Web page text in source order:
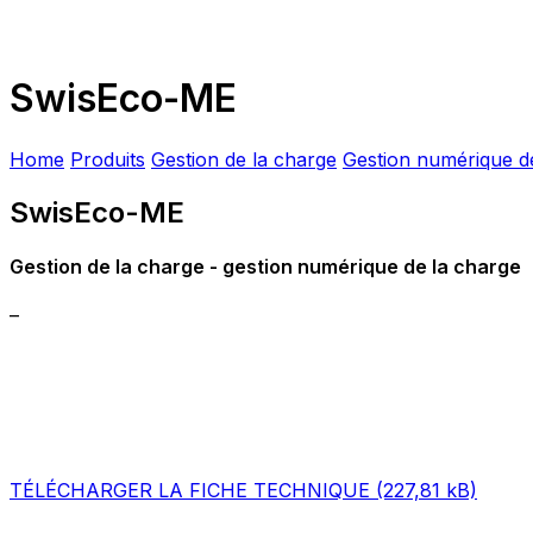
SwisEco-ME
Home Produits Gestion de la charge Gestion numérique
SwisEco-ME
Gestion de la charge - gestion numérique de la charge
–
TÉLÉCHARGER LA FICHE TECHNIQUE